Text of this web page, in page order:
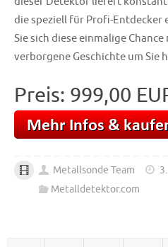
die speziell für Profi-Entdecker
Sie sich diese einmalige
verborgene Geschichte um Sie
Preis: 999,00
Metallsonde Team
Metalldetektor.com